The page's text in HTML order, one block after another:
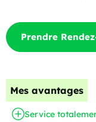
Prendre
Mes avantages
Service